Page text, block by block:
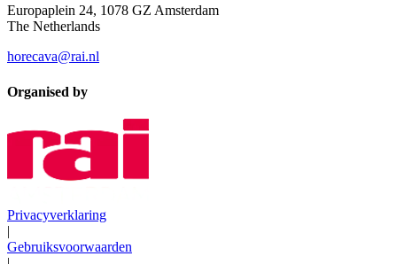
Europaplein 24, 1078 GZ Amsterdam
The Netherlands
horecava@rai.nl
Organised by
Privacyverklaring
|
Gebruiksvoorwaarden